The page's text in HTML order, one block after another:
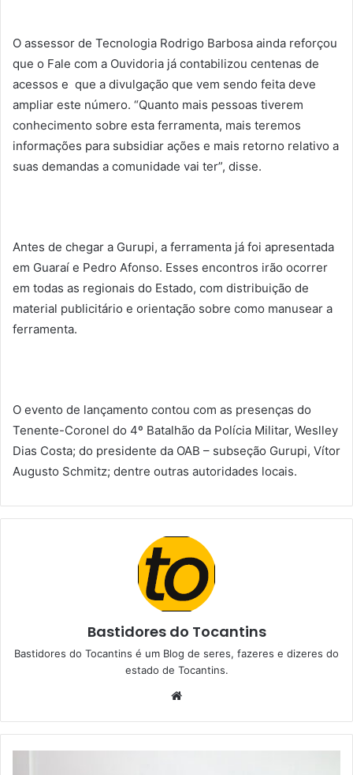
O assessor de Tecnologia Rodrigo Barbosa ainda reforçou
que o Fale com a Ouvidoria já contabilizou centenas de
acessos e que a divulgação que vem sendo feita deve
ampliar este número. “Quanto mais pessoas tiverem
conhecimento sobre esta ferramenta, mais teremos
informações para subsidiar ações e mais retorno relativo a
suas demandas a comunidade vai ter”, disse.
Antes de chegar a Gurupi, a ferramenta já foi apresentada
em Guaraí e Pedro Afonso. Esses encontros irão ocorrer
em todas as regionais do Estado, com distribuição de
material publicitário e orientação sobre como manusear a
ferramenta.
O evento de lançamento contou com as presenças do
Tenente-Coronel do 4º Batalhão da Polícia Militar, Weslley
Dias Costa; do presidente da OAB – subseção Gurupi, Vítor
Augusto Schmitz; dentre outras autoridades locais.
Bastidores do Tocantins
Bastidores do Tocantins é um Blog de seres, fazeres e dizeres do
estado de Tocantins.
b